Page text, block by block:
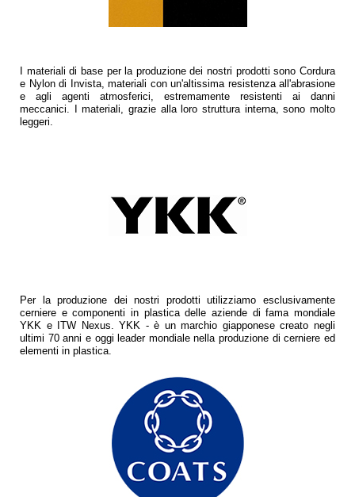
I materiali di base per la produzione dei nostri prodotti sono Cordura
e Nylon di Invista, materiali con un'altissima resistenza all'abrasione
e agli agenti atmosferici, estremamente resistenti ai danni
meccanici. I materiali, grazie alla loro struttura interna, sono molto
leggeri.
Per la produzione dei nostri prodotti utilizziamo esclusivamente
cerniere e componenti in plastica delle aziende di fama mondiale
YKK e ITW Nexus. YKK - è un marchio giapponese creato negli
ultimi 70 anni e oggi leader mondiale nella produzione di cerniere ed
elementi in plastica.